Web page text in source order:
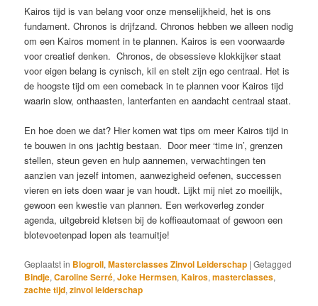
Kairos tijd is van belang voor onze menselijkheid, het is ons
fundament. Chronos is drijfzand. Chronos hebben we alleen nodig
om een Kairos moment in te plannen. Kairos is een voorwaarde
voor creatief denken. Chronos, de obsessieve klokkijker staat
voor eigen belang is cynisch, kil en stelt zijn ego centraal. Het is
de hoogste tijd om een comeback in te plannen voor Kairos tijd
waarin slow, onthaasten, lanterfanten en aandacht centraal staat.
En hoe doen we dat? Hier komen wat tips om meer Kairos tijd in
te bouwen in ons jachtig bestaan. Door meer ‘time in’, grenzen
stellen, steun geven en hulp aannemen, verwachtingen ten
aanzien van jezelf intomen, aanwezigheid oefenen, successen
vieren en iets doen waar je van houdt. Lijkt mij niet zo moeilijk,
gewoon een kwestie van plannen. Een werkoverleg zonder
agenda, uitgebreid kletsen bij de koffieautomaat of gewoon een
blotevoetenpad lopen als teamuitje!
Geplaatst in Blogroll,Masterclasses Zinvol Leiderschap |Getagged
Bindje,Caroline Serré,Joke Hermsen,Kairos,masterclasses,
zachte tijd,zinvol leiderschap